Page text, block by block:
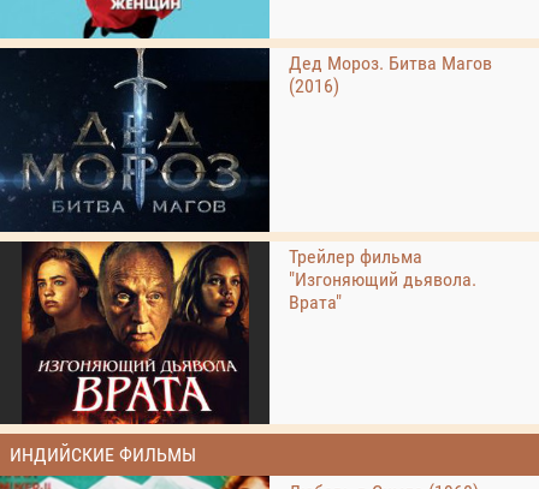
Дед Мороз. Битва Магов
(2016)
Трейлер фильма
"Изгоняющий дьявола.
Врата"
ИНДИЙСКИЕ ФИЛЬМЫ